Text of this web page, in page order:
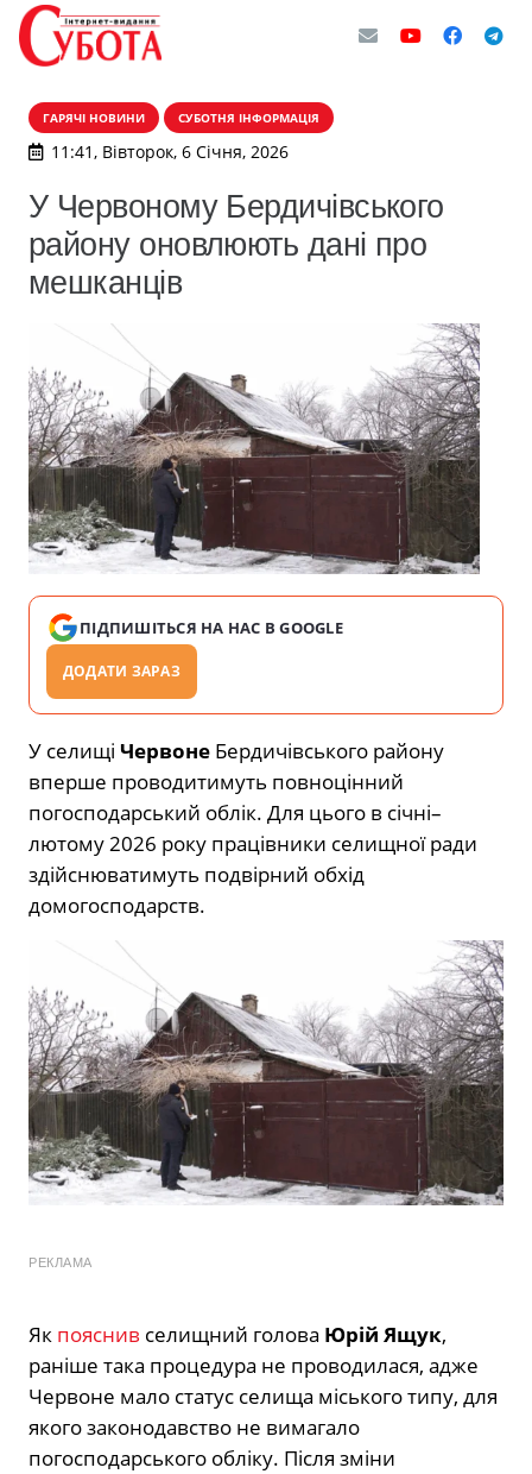
ГАРЯЧІ НОВИНИ СУБОТНЯ ІНФОРМАЦІЯ
11:41, Вівторок, 6 Січня, 2026
У Червоному Бердичівського
району оновлюють дані про
мешканців
ПІДПИШІТЬСЯ НА НАС В GOOGLE
ДОДАТИ ЗАРАЗ
У селищі Червоне Бердичівського району
вперше проводитимуть повноцінний
погосподарський облік. Для цього в січні–
лютому 2026 року працівники селищної ради
здійснюватимуть подвірний обхід
домогосподарств.
РЕКЛАМА
Як пояснив селищний голова Юрій Ящук,
раніше така процедура не проводилася, адже
Червоне мало статус селища міського типу, для
якого законодавство не вимагало
погосподарського обліку. Після зміни